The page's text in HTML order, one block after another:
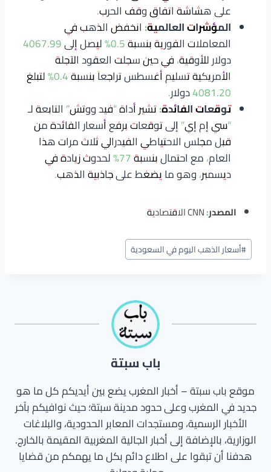
على هشاشة اتفاق وقف الحرب.
المؤشرات العالمية: انخفض الذهب في
المعاملات الفورية بنسبة 0.5% ليصل إلى 4067.99
دولار للأوقية، في حين سجلت العقود الآجلة
الأمريكية تسليم أغسطس تراجعاً بنسبة 0.4% لتبلغ
4081.20 دولار.
توقعات الفائدة:تشير أداة “فيد ووتش” التابعة لـ
“سي إم إي” إلى توقعات برفع أسعار الفائدة من
قبل مجلس الاحتياطي الفيدرالي ثلاث مرات هذا
العام، مع احتمال بنسبة 77% لحدوث زيادة في
ديسمبر، وهو ما يضغط على جاذبية الذهب.
المصدر:CNN الاقتصادية
وسوم
المقال:
#أسعار الذهب اليوم في السعودية
باب سبتة
موقع باب سبتة – أخبار المغرب يضع بين أيديكم كل ما هو
جديد في المغرب وعلى حدود مدينة سبتة؛ حيث نوافيكم بآخر
الأخبار الرسمية، ومستجدات المعابر الحدودية، والبلاغات
الوزارية، بالإضافة إلى أخبار الجالية المغربية المقيمة بالخارج.
هدفنا أن تبقوا على اطلاع دائم بكل ما يهمكم من قضايا